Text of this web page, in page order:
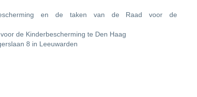
en de taken van de Raad voor de
de Kinderbescherming te Den Haag
8 in Leeuwarden